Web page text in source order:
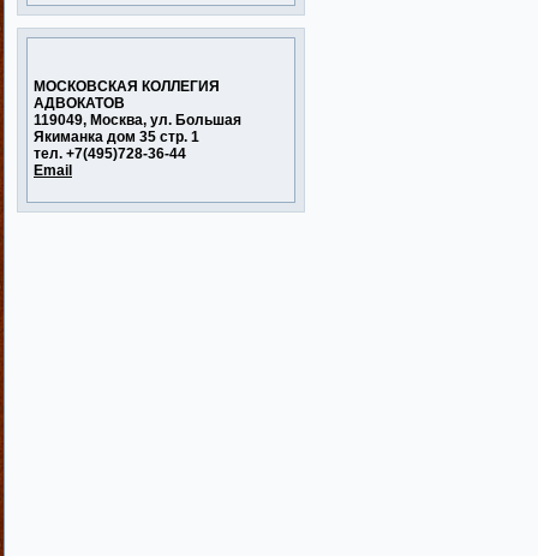
МОСКОВСКАЯ КОЛЛЕГИЯ
АДВОКАТОВ
119049, Москва, ул. Большая
Якиманка дом 35 стр. 1
тел. +7(495)728-36-44
Email